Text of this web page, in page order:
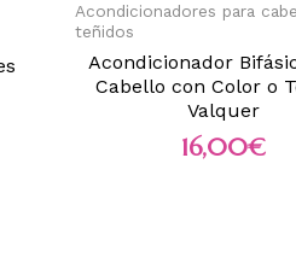
Acondicionadores para
teñidos
Acondicionador
Cabello con Color o
Valquer
16,00€